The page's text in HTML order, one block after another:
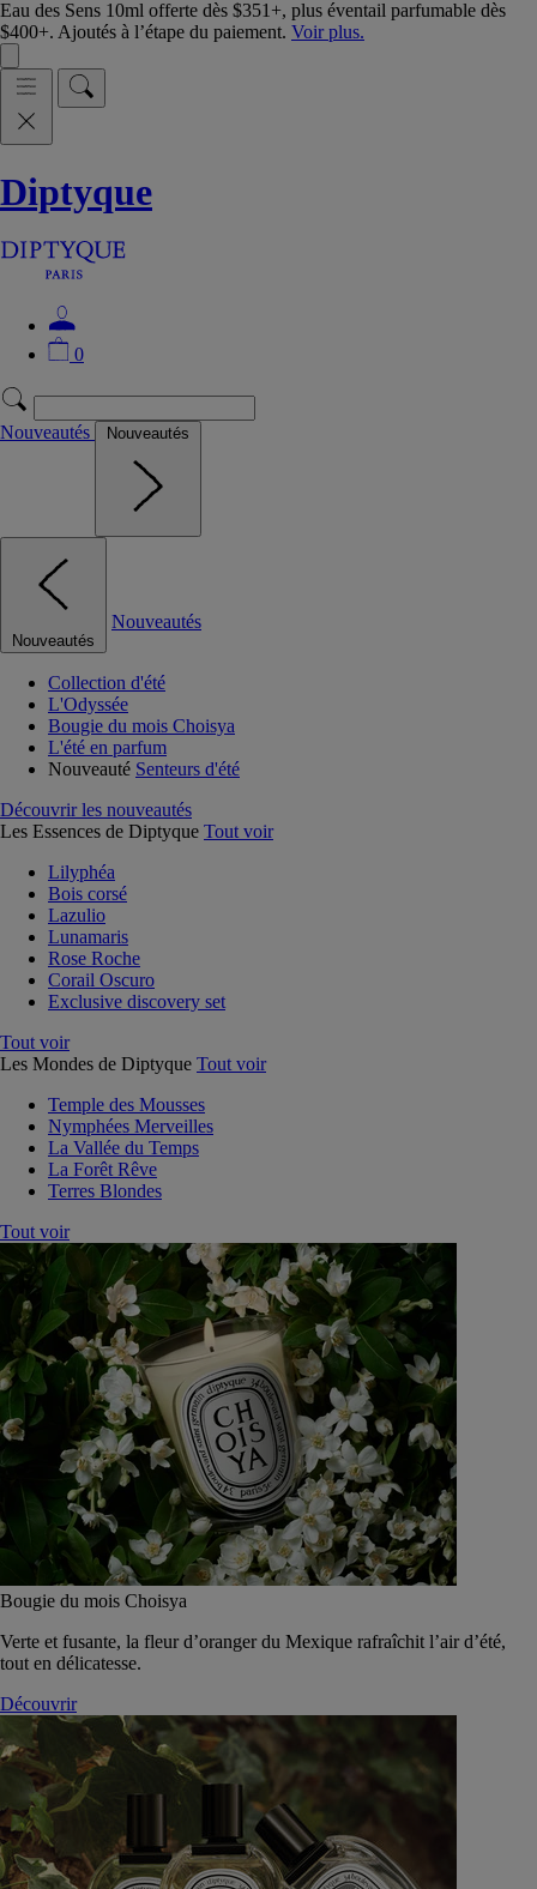
Eau des Sens 10ml offerte dès $351+, plus éventail parfumable dès
$400+. Ajoutés à l’étape du paiement. Voir plus.
Diptyque
0
Nouveautés Nouveautés
Nouveautés
Nouveautés
Collection d'été
L'Odyssée
Bougie du mois Choisya
L'été en parfum
Nouveauté Senteurs d'été
Découvrir les nouveautés
Les Essences de Diptyque Tout voir
Lilyphéa
Bois corsé
Lazulio
Lunamaris
Rose Roche
Corail Oscuro
Exclusive discovery set
Tout voir
Les Mondes de Diptyque Tout voir
Temple des Mousses
Nymphées Merveilles
La Vallée du Temps
La Forêt Rêve
Terres Blondes
Tout voir
Bougie du mois Choisya
Verte et fusante, la fleur d’oranger du Mexique rafraîchit l’air d’été,
tout en délicatesse.
Découvrir